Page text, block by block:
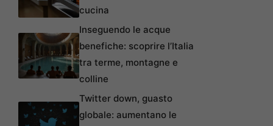
cucina
Inseguendo le acque
benefiche: scoprire l’Italia
tra terme, montagne e
colline
Twitter down, guasto
globale: aumentano le